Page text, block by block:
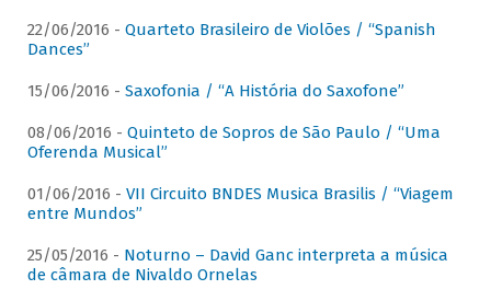
22/06/2016 - Quarteto Brasileiro de Violões / “Spanish
Dances”
15/06/2016 - Saxofonia / “A História do Saxofone”
08/06/2016 - Quinteto de Sopros de São Paulo / “Uma
Oferenda Musical”
01/06/2016 - VII Circuito BNDES Musica Brasilis / “Viagem
entre Mundos”
25/05/2016 - Noturno – David Ganc interpreta a música
de câmara de Nivaldo Ornelas